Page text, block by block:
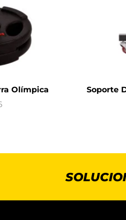
Olímpica
Soporte